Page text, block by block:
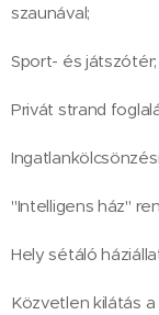
szaunával;
Sport- és játszótér;
Privát strand
"Intelligens ház"
Hely sétáló
Közvetlen kilátás